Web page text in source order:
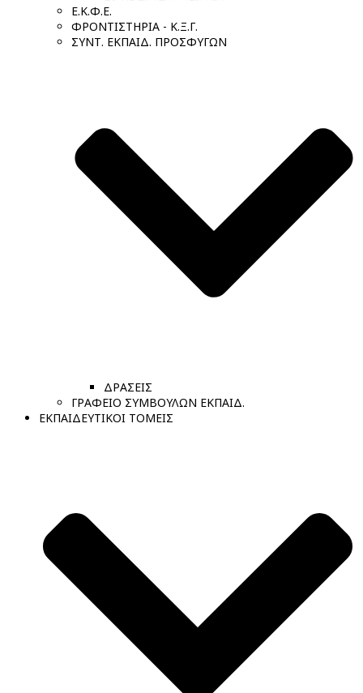
Ε.Κ.Φ.Ε.
ΦΡΟΝΤΙΣΤΗΡΙΑ - Κ.Ξ.Γ.
ΣΥΝΤ. ΕΚΠΑΙΔ. ΠΡΟΣΦΥΓΩΝ
ΔΡΑΣΕΙΣ
ΓΡΑΦΕΙΟ ΣΥΜΒΟΥΛΩΝ ΕΚΠΑΙΔ.
ΕΚΠΑΙΔΕΥΤΙΚΟΙ ΤΟΜΕΙΣ